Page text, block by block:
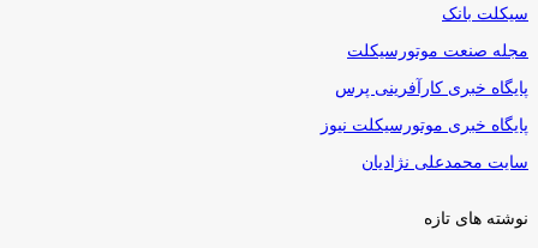
سیکلت بانک
مجله صنعت موتورسیکلت
پایگاه خبری کارآفرینی پرس
پایگاه خبری موتورسیکلت نیوز
سایت محمدعلی نژادیان
نوشته های تازه